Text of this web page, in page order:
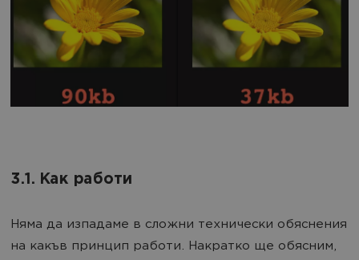
3.1. Как работи
Няма да изпадаме в сложни технически обяснения
на какъв принцип работи. Накратко ще обясним,